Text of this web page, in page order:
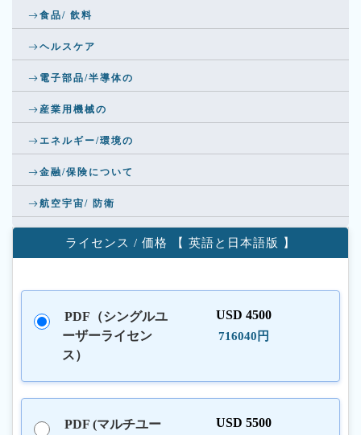
食品/ 飲料
ヘルスケア
電子部品/半導体の
産業用機械の
エネルギー/環境の
金融/保険について
航空宇宙/ 防衛
ライセンス / 価格 【 英語と日本語版 】
PDF（シングルユ
ーザーライセン
ス）
USD 4500
716040円
PDF (マルチユー
USD 5500